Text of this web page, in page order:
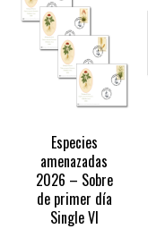
Especies
amenazadas
2026 – Sobre
de primer día
Single VI